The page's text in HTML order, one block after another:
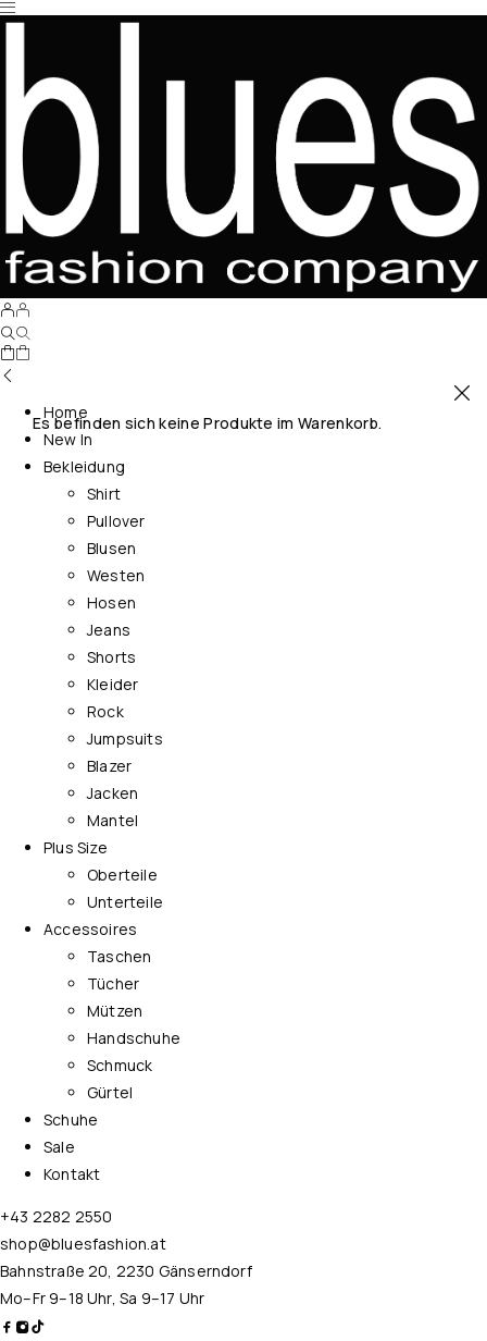
Es befinden sich keine Produkte im Warenkorb.
Home
New In
Bekleidung
Shirt
Pullover
Blusen
Westen
Hosen
Jeans
Shorts
Kleider
Rock
Jumpsuits
Blazer
Jacken
Mantel
Plus Size
Oberteile
Unterteile
Accessoires
Taschen
Tücher
Mützen
Handschuhe
Schmuck
Gürtel
Schuhe
Sale
Kontakt
+43 2282 2550
shop@bluesfashion.at
Bahnstraße 20, 2230 Gänserndorf
Mo–Fr 9–18 Uhr, Sa 9–17 Uhr